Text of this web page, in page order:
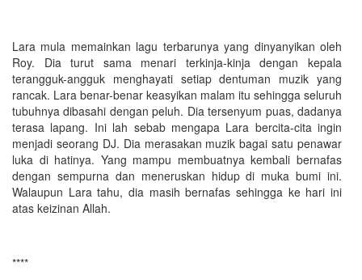
Lara mula memainkan lagu terbarunya yang dinyanyikan oleh
Roy. Dia turut sama menari terkinja-kinja dengan kepala
terangguk-angguk menghayati setiap dentuman muzik yang
rancak. Lara benar-benar keasyikan malam itu sehingga seluruh
tubuhnya dibasahi dengan peluh. Dia tersenyum puas, dadanya
terasa lapang. Ini lah sebab mengapa Lara bercita-cita ingin
menjadi seorang DJ. Dia merasakan muzik bagai satu penawar
luka di hatinya. Yang mampu membuatnya kembali bernafas
dengan sempurna dan meneruskan hidup di muka bumi ini.
Walaupun Lara tahu, dia masih bernafas sehingga ke hari ini
atas keizinan Allah.
****